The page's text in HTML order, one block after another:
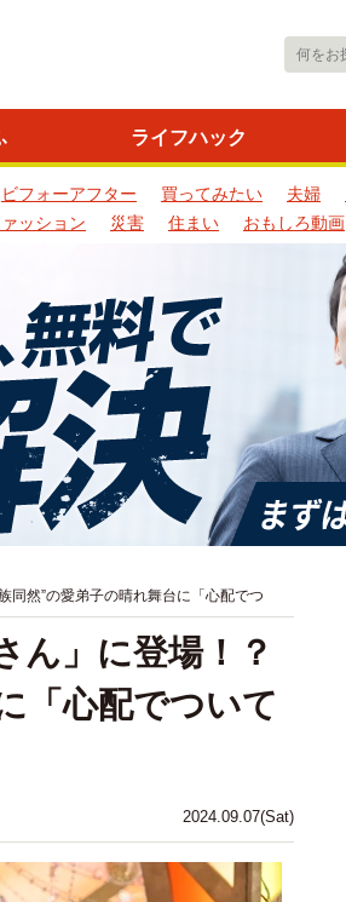
ライフハック
ビフォーアフター 買ってみたい 夫婦
ッション 災害 住まい おもしろ動画
同然”の愛弟子の晴れ舞台に「心配でつ
2024.09.07(Sat)
ん」に登場！？
「心配でついて